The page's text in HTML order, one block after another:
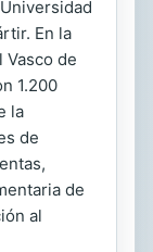
En la
de
1.200
la
de
de
al